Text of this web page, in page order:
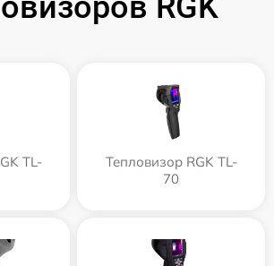
TL-
Тепловизор RGK TL-
70